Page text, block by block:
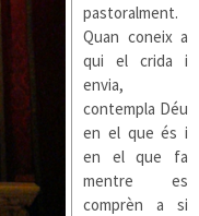
pastoralment.
Quan coneix a
qui el crida i
envia,
contempla Déu
en el que és i
en el que fa
mentre es
comprèn a si